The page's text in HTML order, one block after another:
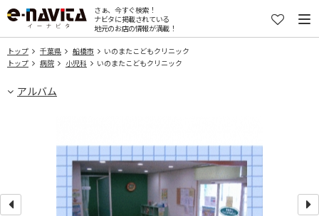
さぁ、今すぐ検索！
ナビタに掲載されている
地元のお店の情報が満載！
トップ 千葉県 船橋市
いのまたこどもクリニック
トップ
病院 小児科 いのまたこどもクリニック
アルバム